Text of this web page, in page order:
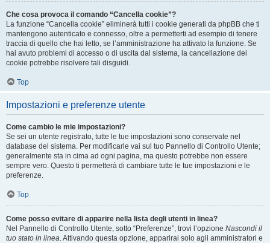
Che cosa provoca il comando “Cancella cookie”?
La funzione “Cancella cookie” eliminerà tutti i cookie generati da phpBB che ti
mantengono autenticato e connesso, oltre a permetterti ad esempio di tenere
traccia di quello che hai letto, se l’amministrazione ha attivato la funzione. Se
hai avuto problemi di accesso o di uscita dal sistema, la cancellazione dei
cookie potrebbe risolvere tali disguidi.
Top
Impostazioni e preferenze utente
Come cambio le mie impostazioni?
Se sei un utente registrato, tutte le tue impostazioni sono conservate nel
database del sistema. Per modificarle vai sul tuo Pannello di Controllo Utente;
generalmente sta in cima ad ogni pagina, ma questo potrebbe non essere
sempre vero. Questo ti permetterà di cambiare tutte le tue impostazioni e le
preferenze.
Top
Come posso evitare di apparire nella lista degli utenti in linea?
Nel Pannello di Controllo Utente, sotto “Preferenze”, trovi l’opzione Nascondi il
tuo stato in linea. Attivando questa opzione, apparirai solo agli amministratori e